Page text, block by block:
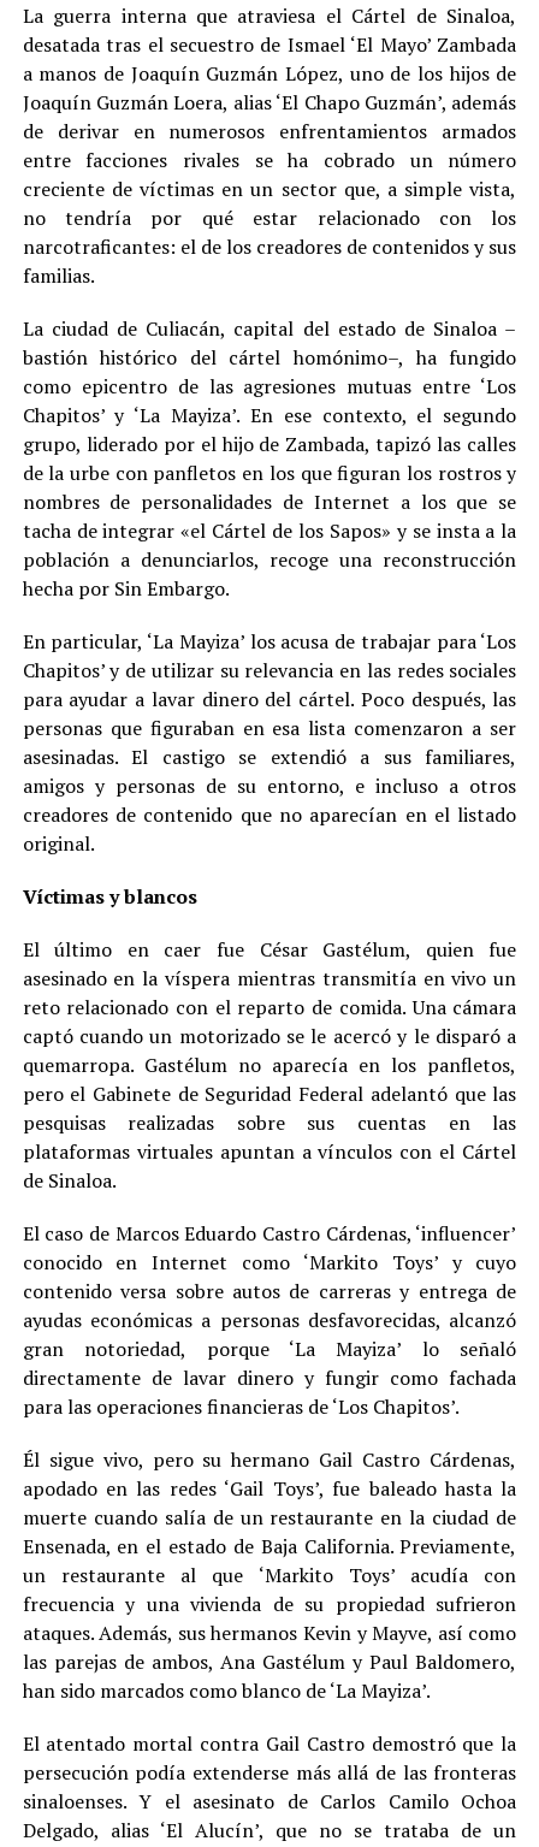
La guerra interna que atraviesa el Cártel de Sinaloa,
desatada tras el secuestro de Ismael ‘El Mayo’ Zambada
a manos de Joaquín Guzmán López, uno de los hijos de
Joaquín Guzmán Loera, alias ‘El Chapo Guzmán’, además
de derivar en numerosos enfrentamientos armados
entre facciones rivales se ha cobrado un número
creciente de víctimas en un sector que, a simple vista,
no tendría por qué estar relacionado con los
narcotraficantes: el de los creadores de contenidos y sus
familias.
La ciudad de Culiacán, capital del estado de Sinaloa –
bastión histórico del cártel homónimo–, ha fungido
como epicentro de las agresiones mutuas entre ‘Los
Chapitos’ y ‘La Mayiza’. En ese contexto, el segundo
grupo, liderado por el hijo de Zambada, tapizó las calles
de la urbe con panfletos en los que figuran los rostros y
nombres de personalidades de Internet a los que se
tacha de integrar «el Cártel de los Sapos» y se insta a la
población a denunciarlos, recoge una reconstrucción
hecha por Sin Embargo.
En particular, ‘La Mayiza’ los acusa de trabajar para ‘Los
Chapitos’ y de utilizar su relevancia en las redes sociales
para ayudar a lavar dinero del cártel. Poco después, las
personas que figuraban en esa lista comenzaron a ser
asesinadas. El castigo se extendió a sus familiares,
amigos y personas de su entorno, e incluso a otros
creadores de contenido que no aparecían en el listado
original.
Víctimas y blancos
El último en caer fue César Gastélum, quien fue
asesinado en la víspera mientras transmitía en vivo un
reto relacionado con el reparto de comida. Una cámara
captó cuando un motorizado se le acercó y le disparó a
quemarropa. Gastélum no aparecía en los panfletos,
pero el Gabinete de Seguridad Federal adelantó que las
pesquisas realizadas sobre sus cuentas en las
plataformas virtuales apuntan a vínculos con el Cártel
de Sinaloa.
El caso de Marcos Eduardo Castro Cárdenas, ‘influencer’
conocido en Internet como ‘Markito Toys’ y cuyo
contenido versa sobre autos de carreras y entrega de
ayudas económicas a personas desfavorecidas, alcanzó
gran notoriedad, porque ‘La Mayiza’ lo señaló
directamente de lavar dinero y fungir como fachada
para las operaciones financieras de ‘Los Chapitos’.
Él sigue vivo, pero su hermano Gail Castro Cárdenas,
apodado en las redes ‘Gail Toys’, fue baleado hasta la
muerte cuando salía de un restaurante en la ciudad de
Ensenada, en el estado de Baja California. Previamente,
un restaurante al que ‘Markito Toys’ acudía con
frecuencia y una vivienda de su propiedad sufrieron
ataques. Además, sus hermanos Kevin y Mayve, así como
las parejas de ambos, Ana Gastélum y Paul Baldomero,
han sido marcados como blanco de ‘La Mayiza’.
El atentado mortal contra Gail Castro demostró que la
persecución podía extenderse más allá de las fronteras
sinaloenses. Y el asesinato de Carlos Camilo Ochoa
Delgado, alias ‘El Alucín’, que no se trataba de un